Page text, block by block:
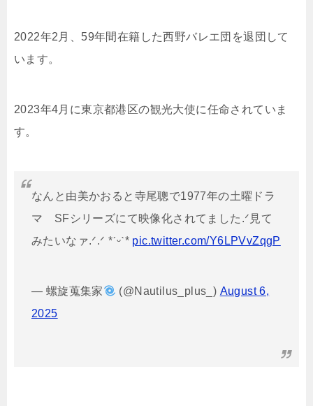
2022年2月、59年間在籍した西野バレエ団を退団して
います。
2023年4月に東京都港区の観光大使に任命されていま
す。
なんと由美かおると寺尾聰で1977年の土曜ドラ
マ SFシリーズにて映像化されてました.ᐟ見て
みたいなァ.ᐟ.ᐟ *ˊᵕˋ* pic.twitter.com/Y6LPVvZqgP
— 螺旋蒐集家 (@Nautilus_plus_) August 6,
2025